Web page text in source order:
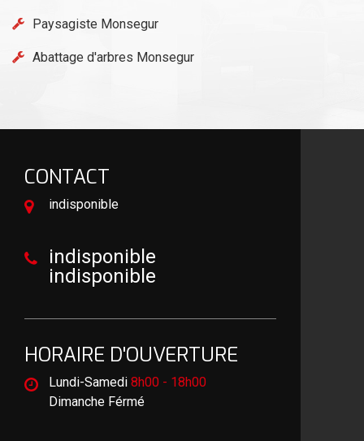
Paysagiste Monsegur
Abattage d'arbres Monsegur
CONTACT
indisponible
indisponible
indisponible
HORAIRE D'OUVERTURE
Lundi-Samedi 8h00 - 18h00
Dimanche Férmé